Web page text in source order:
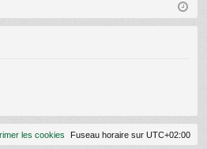
cri
Fuseau horaire sur UTC+02:00
les cookies